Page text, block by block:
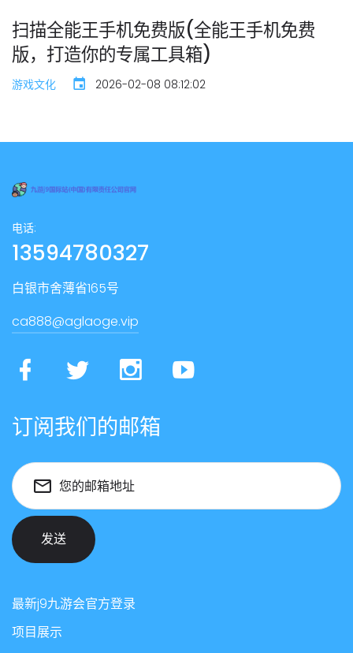
扫描全能王手机免费版(全能王手机免费
版，打造你的专属工具箱)
游戏文化 2026-02-08 08:12:02
电话:
13594780327
白银市舍薄省165号
ca888@aglaoge.vip
订阅我们的邮箱
您的邮箱地址
发送
最新j9九游会官方登录
项目展示